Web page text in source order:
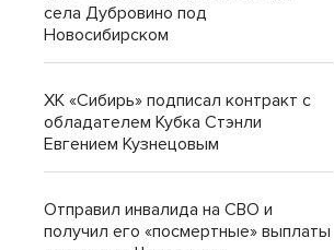
села Дубровино под
Новосибирском
ХК «Сибирь» подписал контракт с
обладателем Кубка Стэнли
Евгением Кузнецовым
Отправил инвалида на СВО и
получил его «посмертные» выплаты